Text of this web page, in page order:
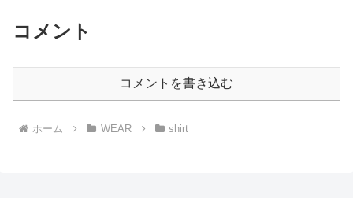
コメント
コメントを書き込む
ホーム WEAR shirt